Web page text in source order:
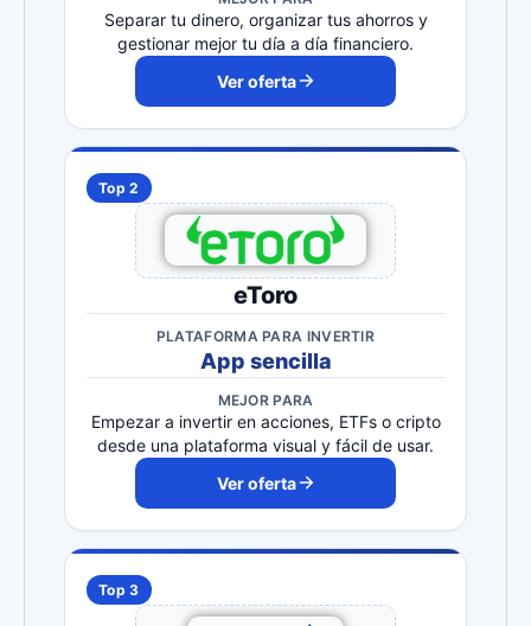
Separar tu dinero, organizar tus ahorros y
gestionar mejor tu día a día financiero.
Ver oferta
Top 2
eToro
PLATAFORMA PARA INVERTIR
App sencilla
MEJOR PARA
Empezar a invertir en acciones, ETFs o cripto
desde una plataforma visual y fácil de usar.
Ver oferta
Top 3